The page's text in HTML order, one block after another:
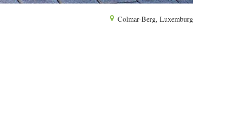
Colmar-Berg, Luxemburg